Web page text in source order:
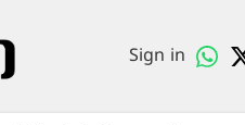
Sign in